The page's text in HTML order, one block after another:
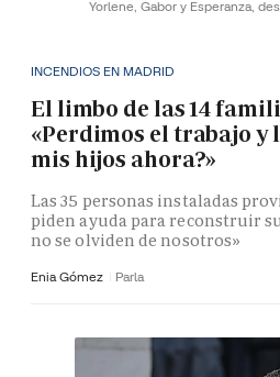
Yorlene, Gabor y Esperanza,
INCENDIOS EN MADRID
El limbo de las 14
«Perdimos el trabajo y
mis hijos ahora?»
Las 35 personas instaladas
piden ayuda para reconstruir
no se olviden de nosotros»
Enia Gómez Parla